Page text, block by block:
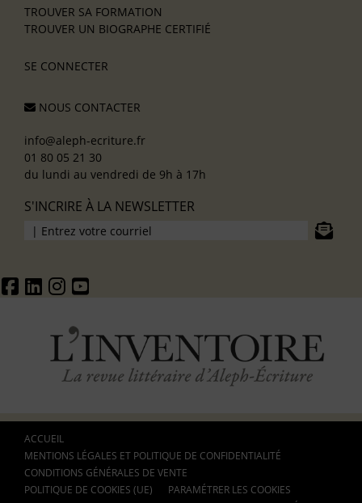
TROUVER SA FORMATION
TROUVER UN BIOGRAPHE CERTIFIÉ
SE CONNECTER
NOUS CONTACTER
info@aleph-ecriture.fr
01 80 05 21 30
du lundi au vendredi de 9h à 17h
S'INCRIRE À LA NEWSLETTER
ACCUEIL
MENTIONS LÉGALES ET POLITIQUE DE CONFIDENTIALITÉ
CONDITIONS GÉNÉRALES DE VENTE
POLITIQUE DE COOKIES (UE)
PARAMÉTRER LES COOKIES